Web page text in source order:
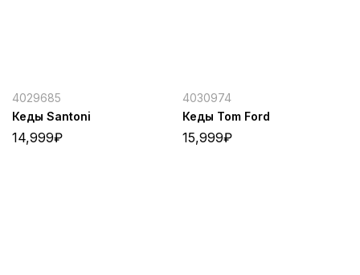
4029685
Кеды Santoni
14,999₽
4030974
Кеды Tom Ford
15,999₽